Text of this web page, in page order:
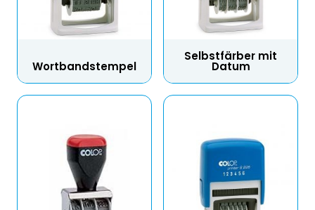
Wortbandstempel
Selbstfärber mit
Datum